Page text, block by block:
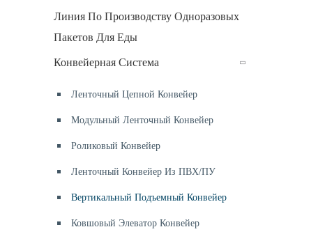
Линия По Производству Одноразовых
Пакетов Для Еды
Конвейерная Система
Ленточный Цепной Конвейер
Модульный Ленточный Конвейер
Роликовый Конвейер
Ленточный Конвейер Из ПВХ/ПУ
Вертикальный Подъемный Конвейер
Ковшовый Элеватор Конвейер